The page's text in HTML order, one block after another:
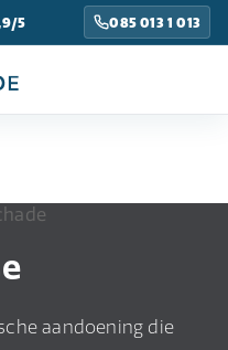
5 085 013 1 013
aandoening die